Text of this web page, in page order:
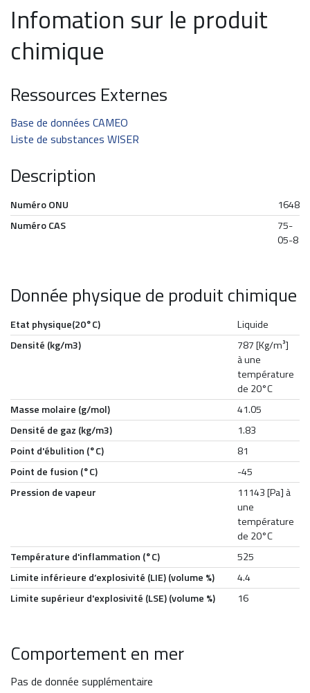
Infomation sur le produit
chimique
Ressources Externes
Base de données CAMEO
Liste de substances WISER
Description
Numéro ONU
1648
Numéro CAS
75-
05-8
Donnée physique de produit chimique
Etat physique(20°C)
Liquide
Densité (kg/m3)
787 [Kg/m³]
à une
température
de 20°C
Masse molaire (g/mol)
41.05
Densité de gaz (kg/m3)
1.83
Point d'ébulition (°C)
81
Point de fusion (°C)
-45
Pression de vapeur
11143 [Pa] à
une
température
de 20°C
Température d'inflammation (°C)
525
Limite inférieure d’explosivité (LIE) (volume %)
4.4
Limite supérieur d'explosivité (LSE) (volume %)
16
Comportement en mer
Pas de donnée supplémentaire